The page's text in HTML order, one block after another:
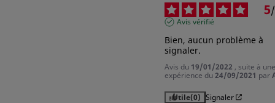
5/
Avis vérifié
Bien, aucun problème à
signaler.
Avis du 19/01/2022 , suite à une
expérience du24/09/2021 par
Utile(0) Signaler